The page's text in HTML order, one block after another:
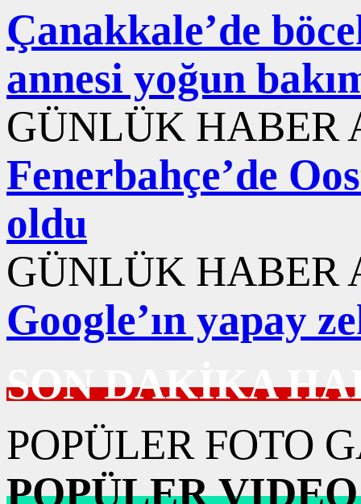
Çanakkale’de
annesi yoğun
GÜNLÜK HABER
Fenerbahçe’de
oldu
GÜNLÜK HABER
Google’ın yapay
SON DAKİKA
POPÜLER FOTO
POPÜLER